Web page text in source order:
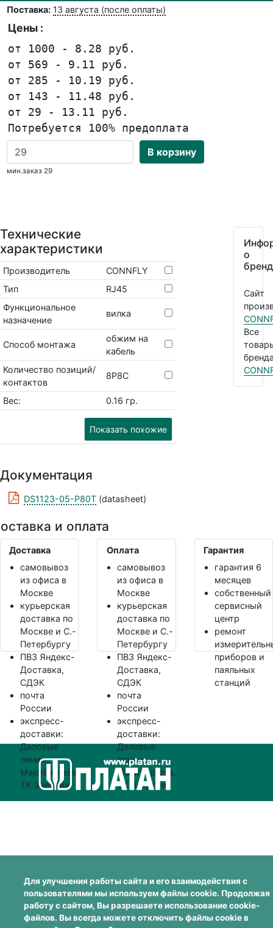
Поставка: 13 августа (после оплаты)
Цены :
от 1000 - 8.28 руб.
от 569 - 9.11 руб.
от 285 - 10.19 руб.
от 143 - 11.48 руб.
от 29 - 13.11 руб.
Потребуется 100% предоплата
В корзину
мин.заказ 29
Технические
характеристики
Производитель
CONNFLY
Тип
RJ45
Функциональное
назначение
вилка
Способ монтажа
обжим на
кабель
Количество позиций/
контактов
8P8C
Вес: 0.16 гр.
Показать похожие
о
Сайт
Все
Документация
DS1123-05-P80T (datasheet)
и оплата
Доставка
самовывоз
из офиса в
Москве
курьерская
доставка по
Москве и С.-
Петербургу
ПВЗ Яндекс-
Доставка,
СДЭК
почта
России
экспресс-
доставки:
Деловые
линии,
MajorExpress,
ТК Энергия
Оплата
самовывоз
из офиса в
Москве
курьерская
доставка по
Москве и С.-
Петербургу
ПВЗ Яндекс-
Доставка,
СДЭК
почта
России
экспресс-
доставки:
Деловые
линии,
MajorExpress,
ТК Энергия
Гарантия
гарантия 6
месяцев
собственный
сервисный
центр
ремонт
приборов и
паяльных
станций
Для улучшения работы сайта и его взаимодействия с
пользователями мы используем файлы cookie. Продолжая
работу с сайтом, Вы разрешаете использование cookie-
файлов. Вы всегда можете отключить файлы cookie в